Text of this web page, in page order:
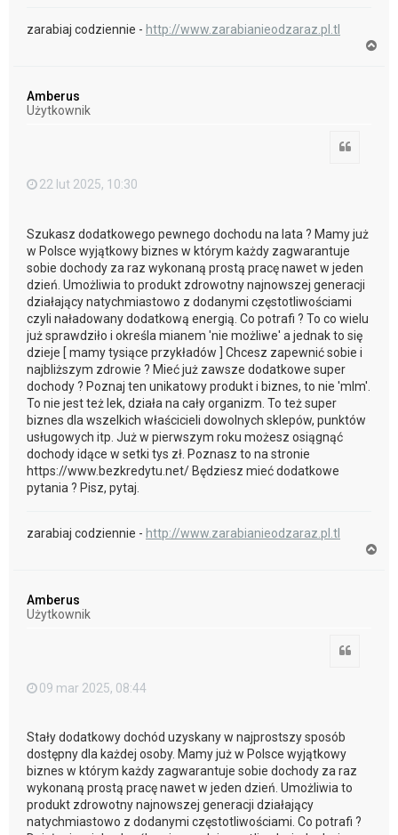
zarabiaj codziennie - http://www.zarabianieodzaraz.pl.tl
Amberus
Użytkownik
22 lut 2025, 10:30
Szukasz dodatkowego pewnego dochodu na lata ? Mamy już
w Polsce wyjątkowy biznes w którym każdy zagwarantuje
sobie dochody za raz wykonaną prostą pracę nawet w jeden
dzień. Umożliwia to produkt zdrowotny najnowszej generacji
działający natychmiastowo z dodanymi częstotliwościami
czyli naładowany dodatkową energią. Co potrafi ? To co wielu
już sprawdziło i określa mianem 'nie możliwe' a jednak to się
dzieje [ mamy tysiące przykładów ] Chcesz zapewnić sobie i
najbliższym zdrowie ? Mieć już zawsze dodatkowe super
dochody ? Poznaj ten unikatowy produkt i biznes, to nie 'mlm'.
To nie jest też lek, działa na cały organizm. To też super
biznes dla wszelkich właścicieli dowolnych sklepów, punktów
usługowych itp. Już w pierwszym roku możesz osiągnąć
dochody idące w setki tys zł. Poznasz to na stronie
https://www.bezkredytu.net/ Będziesz mieć dodatkowe
pytania ? Pisz, pytaj.
zarabiaj codziennie - http://www.zarabianieodzaraz.pl.tl
Amberus
Użytkownik
09 mar 2025, 08:44
Stały dodatkowy dochód uzyskany w najprostszy sposób
dostępny dla każdej osoby. Mamy już w Polsce wyjątkowy
biznes w którym każdy zagwarantuje sobie dochody za raz
wykonaną prostą pracę nawet w jeden dzień. Umożliwia to
produkt zdrowotny najnowszej generacji działający
natychmiastowo z dodanymi częstotliwościami. Co potrafi ?